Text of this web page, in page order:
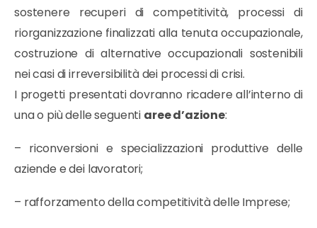
sostenere recuperi di competitività, processi di
riorganizzazione finalizzati alla tenuta occupazionale,
costruzione di alternative occupazionali sostenibili
nei casi di irreversibilità dei processi di crisi.
I progetti presentati dovranno ricadere all’interno di
una o più delle seguenti aree d’azione:
– riconversioni e specializzazioni produttive delle
aziende e dei lavoratori;
– rafforzamento della competitività delle Imprese;